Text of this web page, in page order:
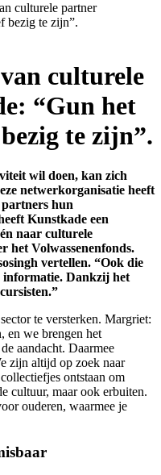
culturele partner
bezig te zijn”.
culturele
“Gun het
te zijn”.
wil doen, kan zich
netwerkorganisatie heeft
partners hun
Kunstkade een
naar culturele
het Volwassenenfonds.
vertellen. “Ook die
Dankzij het
”
te versterken. Margriet:
en we brengen het
aandacht. Daarmee
e zijn altijd op zoek naar
collectiefjes ontstaan om
cultuur, maar ook erbuiten.
ouderen, waarmee je